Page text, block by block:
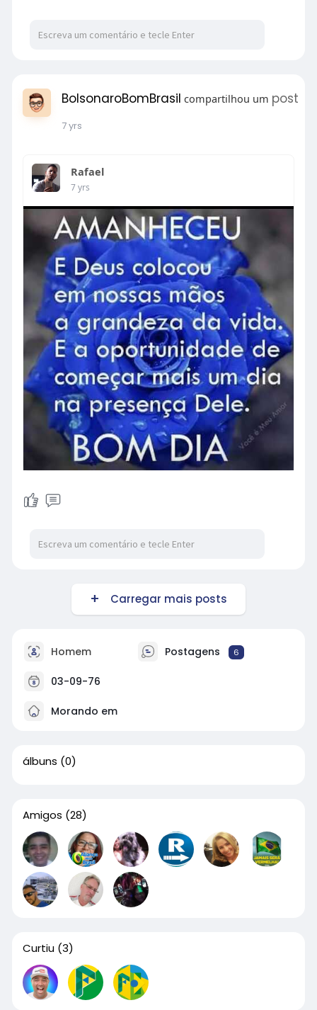
BolsonaroBomBrasil compartilhou um post
7 yrs
Rafael
7 yrs
Carregar mais posts
Homem Postagens 6
03-09-76
Morando em
álbuns (0)
Amigos (28)
Curtiu (3)